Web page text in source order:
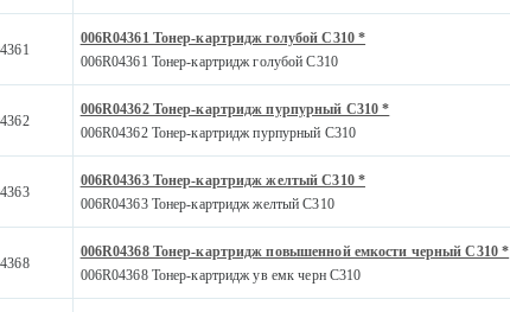
006R04361 Тонер-картридж голубой C310 *
006R04361 Тонер-картридж голубой C310
006R04362 Тонер-картридж пурпурный C310 *
006R04362 Тонер-картридж пурпурный C310
006R04363 Тонер-картридж желтый C310 *
006R04363 Тонер-картридж желтый C310
006R04368 Тонер-картридж повышенной емкости черный C310 *
006R04368 Тонер-картридж ув емк черн C310